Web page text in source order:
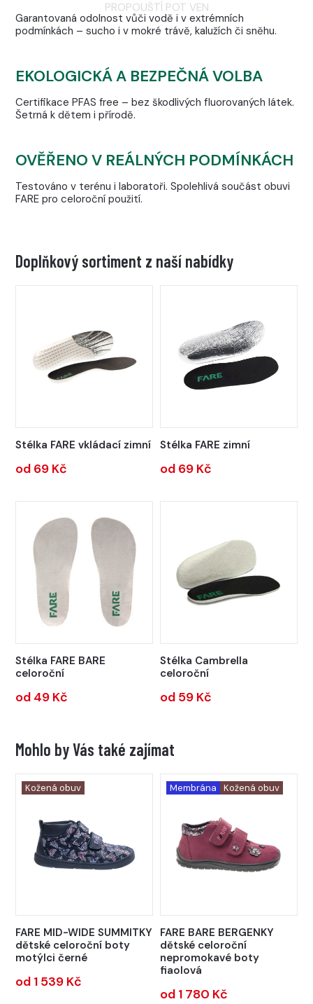
PROPOUŠTÍ POT VEN
Garantovaná odolnost vůči vodě i v extrémních
podmínkách – sucho i v mokré trávě, kalužích či sněhu.
EKOLOGICKÁ A BEZPEČNÁ VOLBA
Certifikace PFAS free – bez škodlivých fluorovaných látek.
Šetrná k dětem i přírodě.
OVĚŘENO V REÁLNÝCH PODMÍNKÁCH
Testováno v terénu i laboratoři. Spolehlivá součást obuvi
FARE pro celoroční použití.
Doplňkový sortiment z naší nabídky
Stélka FARE vkládací zimní
od 69 Kč
Stélka FARE zimní
od 69 Kč
Stélka FARE BARE
celoroční
od 49 Kč
Stélka Cambrella
celoroční
od 59 Kč
Mohlo by Vás také zajímat
Kožená obuv
FARE MID-WIDE SUMMITKY
dětské celoroční boty
motýlci černé
od 1 539 Kč
Membrána Kožená obuv
FARE BARE BERGENKY
dětské celoroční
nepromokavé boty
fiaolová
od 1 780 Kč